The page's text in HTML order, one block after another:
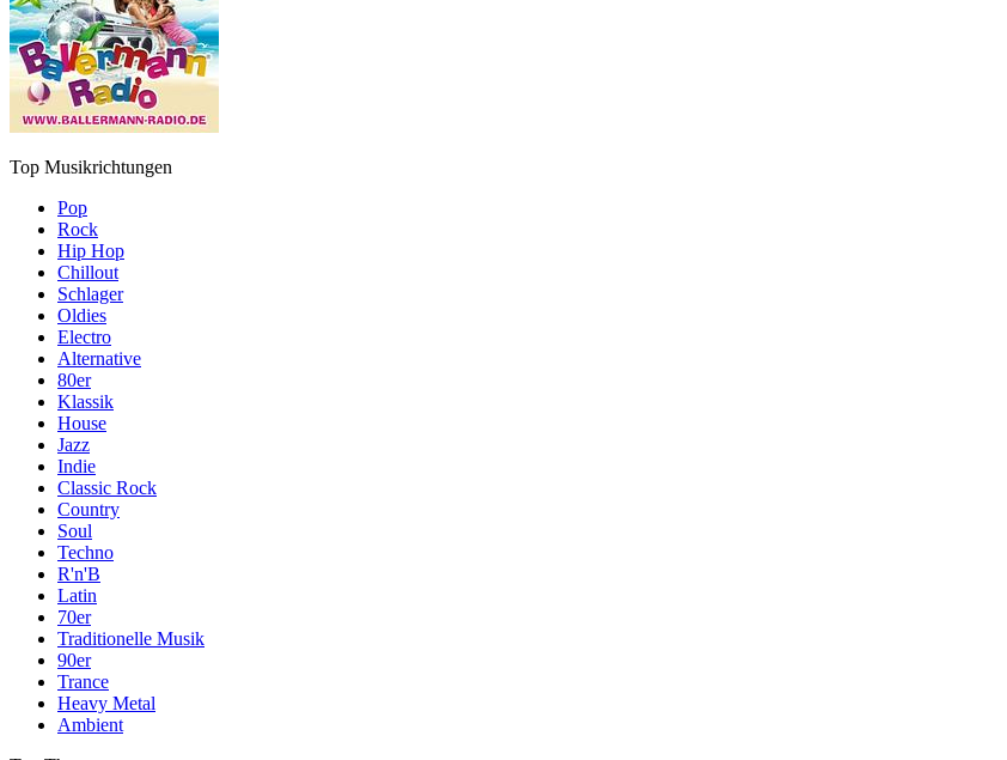
Top Musikrichtungen
Pop
Rock
Hip Hop
Chillout
Schlager
Oldies
Electro
Alternative
80er
Klassik
House
Jazz
Indie
Classic Rock
Country
Soul
Techno
R'n'B
Latin
70er
Traditionelle Musik
90er
Trance
Heavy Metal
Ambient